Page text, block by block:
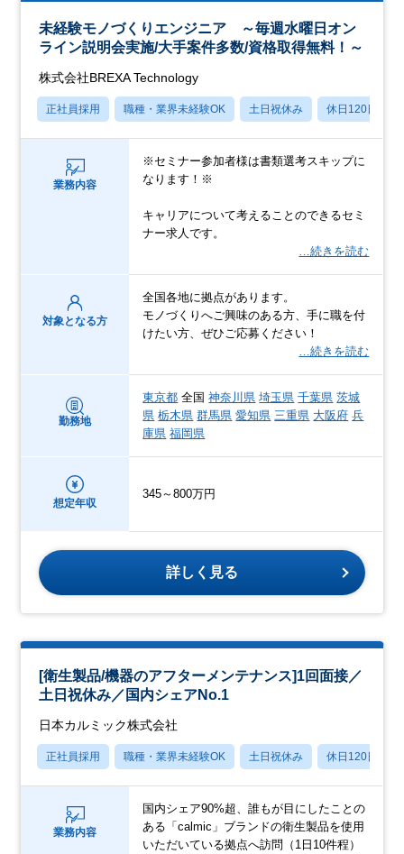
未経験モノづくりエンジニア ～毎週水曜日オン
ライン説明会実施/大手案件多数/資格取得無料！～
株式会社BREXA Technology
正社員採用 職種・業界未経験OK 土日祝休み 休日120日以上
業務内容
※セミナー参加者様は書類選考スキップに
なります！※
キャリアについて考えることのできるセミ
ナー求人です。
…続きを読む
対象となる方
全国各地に拠点があります。
モノづくりへご興味のある方、手に職を付
けたい方、ぜひご応募ください！
…続きを読む
勤務地
東京都 全国神奈川県 埼玉県 千葉県 茨城
県 栃木県 群馬県 愛知県 三重県 大阪府 兵
庫県 福岡県
想定年収
345～800万円
詳しく見る
[衛生製品/機器のアフターメンテナンス]1回面接／
土日祝休み／国内シェアNo.1
日本カルミック株式会社
正社員採用 職種・業界未経験OK 土日祝休み 休日120日以上
業務内容
国内シェア90%超、誰もが目にしたことの
ある「calmic」ブランドの衛生製品を使用
いただいている拠点へ訪問（1日10件程）